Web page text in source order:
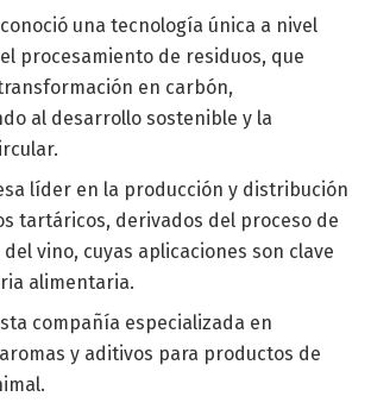
una tecnología única a nivel
procesamiento de residuos, que
en carbón,
al desarrollo sostenible y la
líder en la producción y distribución
tartáricos, derivados del proceso de
vino, cuyas aplicaciones son clave
alimentaria.
compañía especializada en
y aditivos para productos de